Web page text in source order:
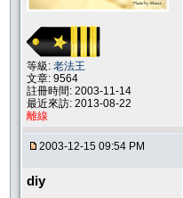
等級: 老法王
文章: 9564
註冊時間: 2003-11-14
最近來訪: 2013-08-22
離線
2003-12-15 09:54 PM
diy